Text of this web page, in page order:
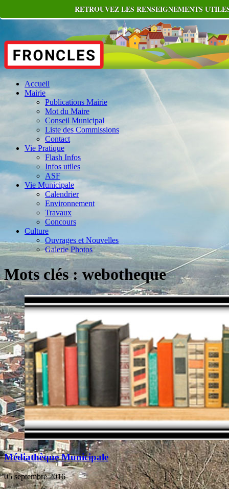
Accueil
Mairie
Publications Mairie
Mot du Maire
Conseil Municipal
Liste des Commissions
Contact
Vie Pratique
Flash Infos
Infos utiles
ASF
Vie Municipale
Calendrier
Environnement
Travaux
Concours
Culture
Ouvrages et Nouvelles
Galerie Photos
Mots clés : webotheque
Médiathèque Municipale
05 septembre 2016
RETROUVEZ LES RENSEIGNEMENTS